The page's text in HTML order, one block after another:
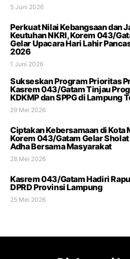
5 Juni 2026
Perkuat Nilai Kebangsaan dan
Keutuhan NKRI, Korem 043/
Gelar Upacara Hari Lahir
2026
1 Juni 2026
Sukseskan Program Prioritas
Kasrem 043/Gatam Tinjau
KDKMP dan SPPG di Lampung
29 Mei 2026
Ciptakan Kebersamaan di Kota
Korem 043/Gatam Gelar
Adha Bersama Masyarakat
28 Mei 2026
Kasrem 043/Gatam Hadiri
DPRD Provinsi Lampung
25 Mei 2026